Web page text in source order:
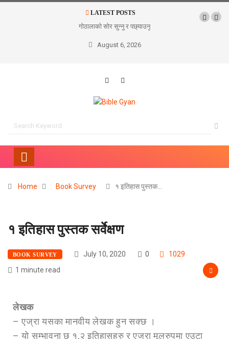
LATEST POSTS
गोठालाको सोर सुन्नु र पछ्याउनु
August 6, 2026
Home Book Survey १ इतिहास पुस्तक…
१ इतिहास पुस्तक सर्वेक्षण
BOOK SURVEY July 10, 2020 0
1029
1 minute read
लेखक
– एज्रा यसका मानवीय लेखक हुन सक्छ ।
– यो सम्भावना छ १,२ इतिहासहरु र एज्रा मूलरुपमा एउटा